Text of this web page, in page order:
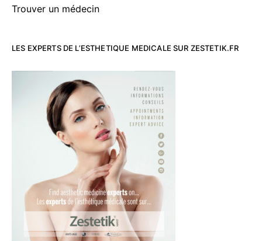
Trouver un médecin
LES EXPERTS DE L’ESTHETIQUE MEDICALE SUR ZESTETIK.FR